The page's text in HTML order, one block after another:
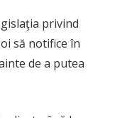
privind
să notifice în
de a putea